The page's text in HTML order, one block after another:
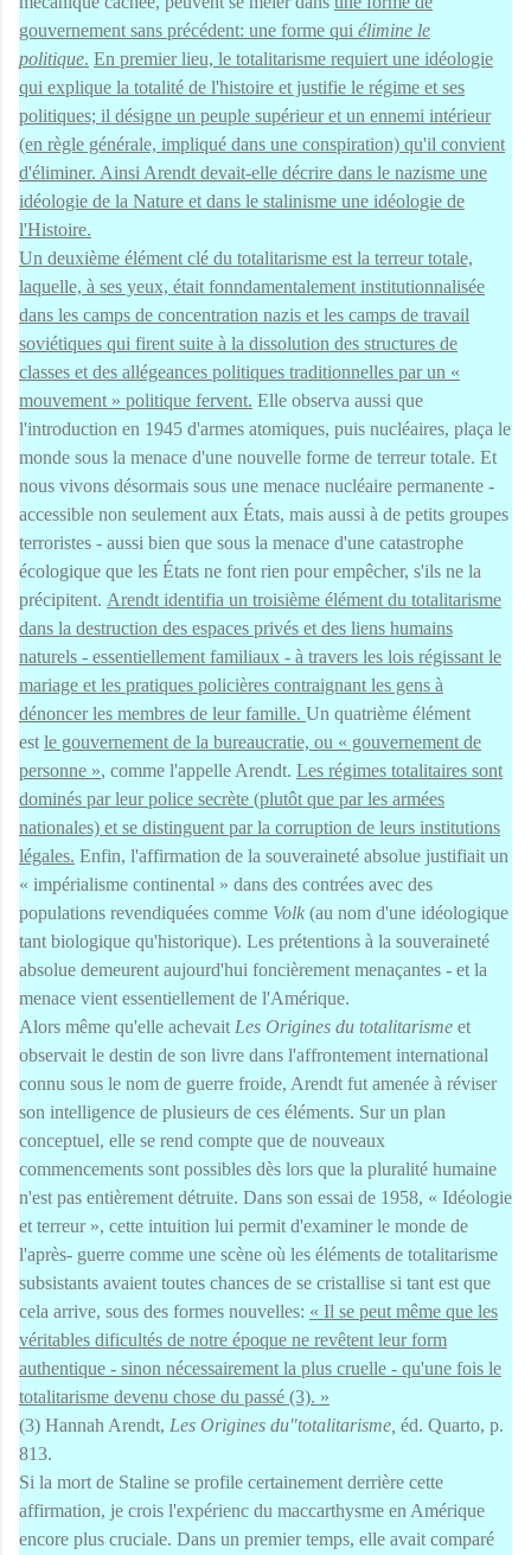
gouvernement sans précédent: une forme qui élimine le
politique. En premier lieu, le totalitarisme requiert une idéologie
qui explique la totalité de l'histoire et justifie le régime et ses
politiques; il désigne un peuple supérieur et un ennemi intérieur
(en règle générale, impliqué dans une conspiration) qu'il convient
d'éliminer. Ainsi Arendt devait-elle décrire dans le nazisme une
idéologie de la Nature et dans le stalinisme une idéologie de
l'Histoire.
Un deuxième élément clé du totalitarisme est la terreur totale,
laquelle, à ses yeux, était fonndamentalement institutionnalisée
dans les camps de concentration nazis et les camps de travail
soviétiques qui firent suite à la dissolution des structures de
classes et des allégeances politiques traditionnelles par un «
mouvement » politique fervent. Elle observa aussi que
l'introduction en 1945 d'armes atomiques, puis nucléaires, plaça le
monde sous la menace d'une nouvelle forme de terreur totale. Et
nous vivons désormais sous une menace nucléaire permanente -
accessible non seulement aux États, mais aussi à de petits groupes
terroristes - aussi bien que sous la menace d'une catastrophe
écologique que les États ne font rien pour empêcher, s'ils ne la
précipitent. Arendt identifia un troisième élément du totalitarisme
dans la destruction des espaces privés et des liens humains
naturels - essentiellement familiaux - à travers les lois régissant le
mariage et les pratiques policières contraignant les gens à
dénoncer les membres de leur famille. Un quatrième élément
est le gouvernement de la bureaucratie, ou « gouvernement de
personne », comme l'appelle Arendt. Les régimes totalitaires sont
dominés par leur police secrète (plutôt que par les armées
nationales) et se distinguent par la corruption de leurs institutions
légales. Enfin, l'affirmation de la souveraineté absolue justifiait un
« impérialisme continental » dans des contrées avec des
populations revendiquées comme Volk (au nom d'une idéologique
tant biologique qu'historique). Les prétentions à la souveraineté
absolue demeurent aujourd'hui foncièrement menaçantes - et la
menace vient essentiellement de l'Amérique.
Alors même qu'elle achevait Les Origines du totalitarisme et
observait le destin de son livre dans l'affrontement international
connu sous le nom de guerre froide, Arendt fut amenée à réviser
son intelligence de plusieurs de ces éléments. Sur un plan
conceptuel, elle se rend compte que de nouveaux
commencements sont possibles dès lors que la pluralité humaine
n'est pas entièrement détruite. Dans son essai de 1958, « Idéologie
et terreur », cette intuition lui permit d'examiner le monde de
l'après- guerre comme une scène où les éléments de totalitarisme
subsistants avaient toutes chances de se cristallise si tant est que
cela arrive, sous des formes nouvelles: « Il se peut même que les
véritables dificultés de notre époque ne revêtent leur form
authentique - sinon nécessairement la plus cruelle - qu'une fois le
totalitarisme devenu chose du passé (3). »
(3) Hannah Arendt, Les Origines du"totalitarisme, éd. Quarto, p.
813.
Si la mort de Staline se profile certainement derrière cette
affirmation, je crois l'expérienc du maccarthysme en Amérique
encore plus cruciale. Dans un premier temps, elle avait comparé